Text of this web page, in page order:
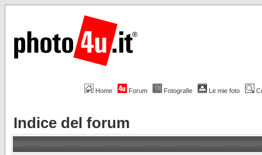
Home Forum Fotografie Le mie foto
Indice del forum